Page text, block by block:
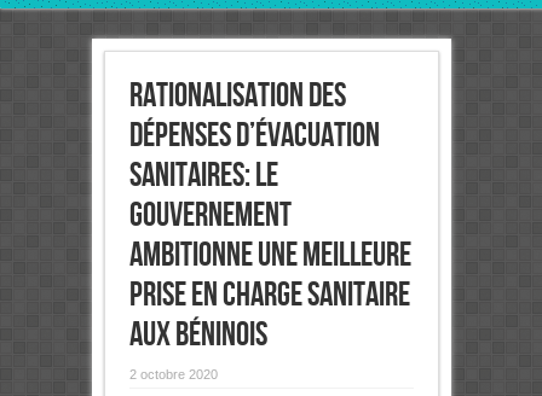
Rationalisation des
dépenses d’évacuation
sanitaires: Le
gouvernement
ambitionne une meilleure
prise en charge sanitaire
aux Béninois
2 octobre 2020